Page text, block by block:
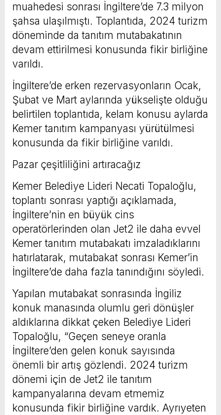
muahedesi sonrası İngiltere’de 7.3 milyon
şahsa ulaşılmıştı. Toplantıda, 2024 turizm
döneminde da tanıtım mutabakatının
devam ettirilmesi konusunda fikir birliğine
varıldı.
İngiltere’de erken rezervasyonların Ocak,
Şubat ve Mart aylarında yükselişte olduğu
belirtilen toplantıda, kelam konusu aylarda
Kemer tanıtım kampanyası yürütülmesi
konusunda da fikir birliğine varıldı.
Pazar çeşitliliğini artıracağız
Kemer Belediye Lideri Necati Topaloğlu,
toplantı sonrası yaptığı açıklamada,
İngiltere’nin en büyük cins
operatörlerinden olan Jet2 ile daha evvel
Kemer tanıtım mutabakatı imzaladıklarını
hatırlatarak, mutabakat sonrası Kemer’in
İngiltere’de daha fazla tanındığını söyledi.
Yapılan mutabakat sonrasında İngiliz
konuk manasında olumlu geri dönüşler
aldıklarına dikkat çeken Belediye Lideri
Topaloğlu, “Geçen seneye oranla
İngiltere’den gelen konuk sayısında
önemli bir artış gözlendi. 2024 turizm
dönemi için de Jet2 ile tanıtım
kampanyalarına devam etmemiz
konusunda fikir birliğine vardık. Ayrıyeten